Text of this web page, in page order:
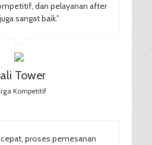
dan pelayanan after
sangat baik.”
Tower
Kompetitif
proses pemesanan